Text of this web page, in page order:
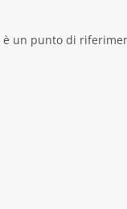
è un punto di